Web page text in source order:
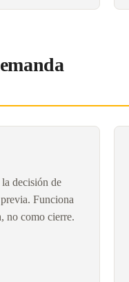
decisión de
Funciona
no como cierre.